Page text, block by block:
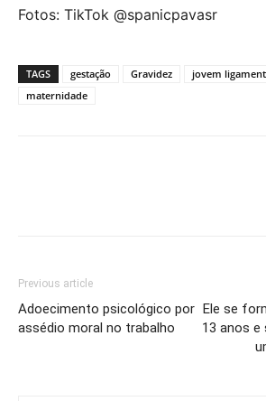
Fotos: TikTok @spanicpavasr
TAGS gestação Gravidez jovem
maternidade
Previous article
Adoecimento psicológico por
assédio moral no trabalho
Ele se
13 anos e